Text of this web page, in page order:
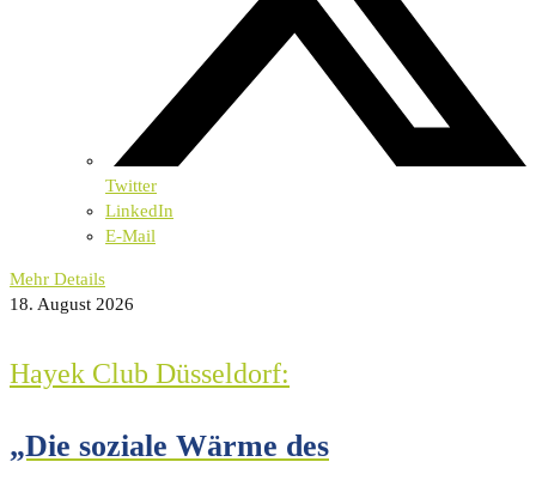
Twitter
LinkedIn
E-Mail
Mehr Details
18. August 2026
Hayek Club Düsseldorf:
„Die soziale Wärme des